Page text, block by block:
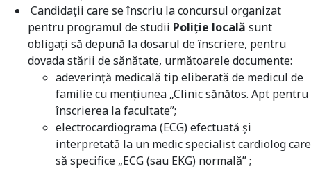
Candidaţii care se înscriu la concursul organizat
pentru programul de studii Poliție locală sunt
obligaţi să depună la dosarul de înscriere, pentru
dovada stării de sănătate, următoarele documente:
adeverinţă medicală tip eliberată de medicul de
familie cu menţiunea „Clinic sănătos. Apt pentru
înscrierea la facultate”;
electrocardiograma (ECG) efectuată şi
interpretată la un medic specialist cardiolog care
să specifice „ECG (sau EKG) normală” ;